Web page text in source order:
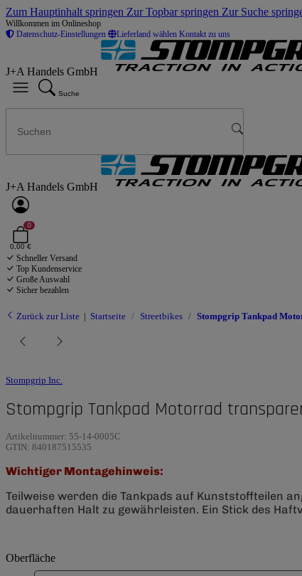
Zum Hauptinhalt springen Zur Topbar springen Zur Suche
Willkommen im Onlineshop
Datenschutz-Einstellungen
Lieferland wählen Kontakt zu uns
J+A Handels GmbH
Suche
J+A Handels GmbH
0
0,00 €
Schneller Versand
Top Kundenservice
Große Auswahl
Sicher bezahlen
Zurück zur Liste Startseite Streetbikes Stompgrip Tankpad
Stompgrip Inc.
Stompgrip Tankpad Motorrad
Artikelnummer: 55-14-0005C
GTIN: 840187515535
Wichtiger Montagehinweis:
Teilweise werden die Tankpads auf Kunststoffteilen
dauerhaften Halt zu gewährleisten. Ein Stick des
Oberfläche